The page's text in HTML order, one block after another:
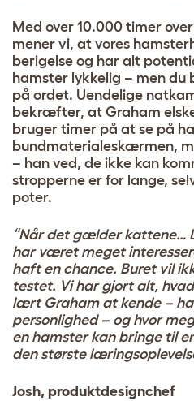
Med over 10.000 timer
mener vi, at vores
berigelse og har alt
hamster lykkelig – men du
på ordet. Uendelige
bekræfter, at Graham
bruger timer på at se på
bundmaterialeskærmen,
– han ved, de ikke kan
stropperne er for lange,
poter.
“Når det gælder kattene…
har været meget
haft en chance. Buret vil
testet. Vi har gjort alt,
lært Graham at kende –
personlighed – og hvor
en hamster kan bringe til
den største
Josh, produktdesignchef